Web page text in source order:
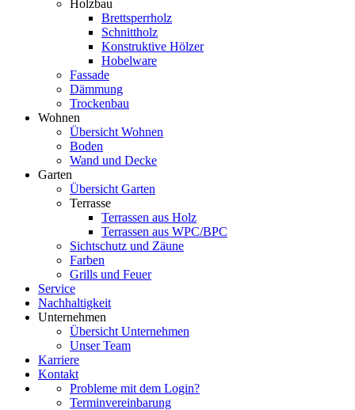
Holzbau
Brettsperrholz
Schnittholz
Konstruktive Hölzer
Hobelware
Fassade
Dämmung
Trockenbau
Wohnen
Übersicht Wohnen
Boden
Wand und Decke
Garten
Übersicht Garten
Terrasse
Terrassen aus Holz
Terrassen aus WPC/BPC
Sichtschutz und Zäune
Farben
Grills und Feuer
Service
Nachhaltigkeit
Unternehmen
Übersicht Unternehmen
Unser Team
Karriere
Kontakt
Probleme mit dem Login?
Terminvereinbarung